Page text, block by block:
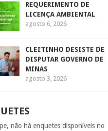
REQUERIMENTO DE
LICENÇA AMBIENTAL
agosto 6, 2026
CLEITINHO DESISTE DE
DISPUTAR GOVERNO DE
MINAS
agosto 3, 2026
não há enquetes disponíveis no